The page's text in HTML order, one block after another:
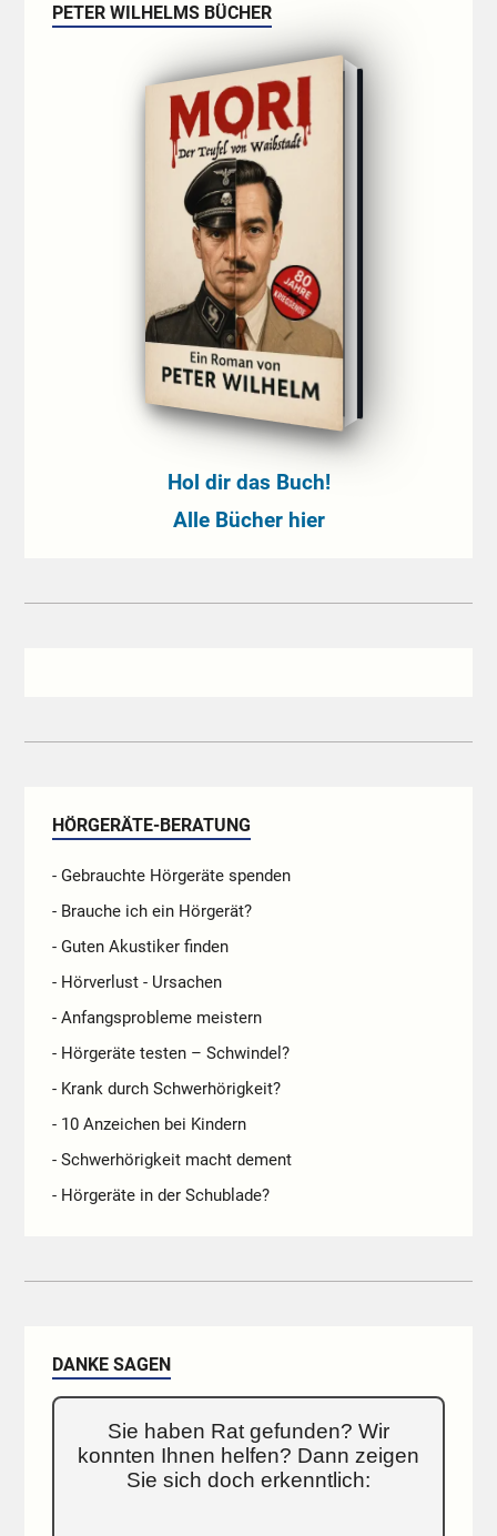
PETER WILHELMS BÜCHER
Hol dir das Buch!
Alle Bücher hier
HÖRGERÄTE-BERATUNG
- Gebrauchte Hörgeräte spenden
- Brauche ich ein Hörgerät?
- Guten Akustiker finden
- Hörverlust - Ursachen
- Anfangsprobleme meistern
- Hörgeräte testen – Schwindel?
- Krank durch Schwerhörigkeit?
- 10 Anzeichen bei Kindern
- Schwerhörigkeit macht dement
- Hörgeräte in der Schublade?
DANKE SAGEN
Sie haben Rat gefunden? Wir
konnten Ihnen helfen? Dann zeigen
Sie sich doch erkenntlich: